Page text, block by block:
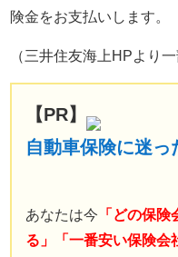
自動車保険の基礎知識
運営者について
運営者：河原あた
保険代理店に勤め
保険営業マン。
保険業界に入るまで
自動車保険の知識は全く
険金をお支払いします。
（三井住友海上HPより
【PR】
自動車保険に迷っ
あなたは今 「どの保
る」「一番安い保険会